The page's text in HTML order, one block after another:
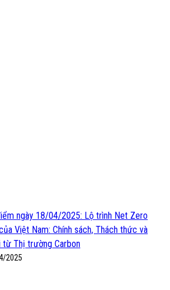
ngày 18/04/2025: Lộ trình Net Zero
Việt Nam: Chính sách, Thách thức và
từ Thị trường Carbon
2025